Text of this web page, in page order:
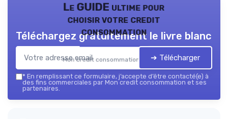
Le GUIDE ultime pour
choisir votre credit
consommation
Mon credit consommation — 2026
Téléchargez gratuitement le livre blanc
➔ Télécharger
* En remplissant ce formulaire, j’accepte d’être contacté(e) à
des fins commerciales par Mon credit consommation et ses
partenaires.